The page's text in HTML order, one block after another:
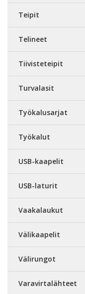
Teipit
Telineet
Tiivisteteipit
Turvalasit
Työkalusarjat
Työkalut
USB-kaapelit
USB-laturit
Vaakalaukut
Välikaapelit
Välirungot
Varavirtalähteet